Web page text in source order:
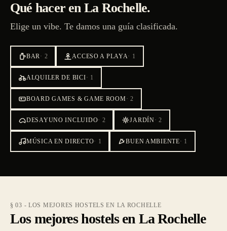
Qué hacer en La Rochelle.
Elige un vibe. Te damos una guía clasificada.
BAR· 2 ACCESO A PLAYA· 1
ALQUILER DE BICI· 1
BOARD GAMES & GAME ROOM·2
DESAYUNO INCLUIDO· 2 JARDÍN·2
MÚSICA EN DIRECTO· 1 BUEN AMBIENTE· 1
§ 03 - LOS MEJORES HOSTELS EN LA ROCHELLE
Los mejores hostels en La Rochelle